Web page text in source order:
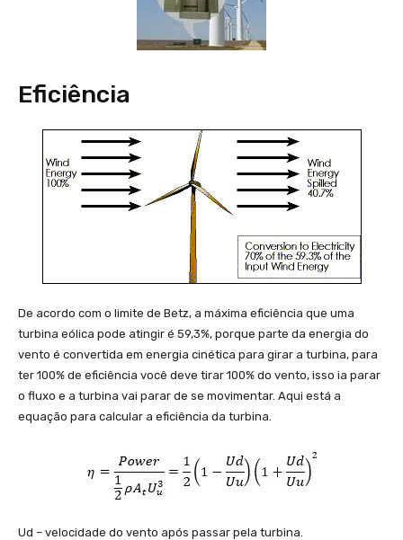
Eficiência
De acordo com o limite de Betz, a máxima eficiência que uma
turbina eólica pode atingir é 59,3%, porque parte da energia do
vento é convertida em energia cinética para girar a turbina, para
ter 100% de eficiência você deve tirar 100% do vento, isso ia parar
o fluxo e a turbina vai parar de se movimentar. Aqui está a
equação para calcular a eficiência da turbina.
Ud – velocidade do vento após passar pela turbina.